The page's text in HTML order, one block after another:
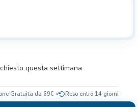
questa settimana
Gratuita da 69€ Reso entro 14 giorni